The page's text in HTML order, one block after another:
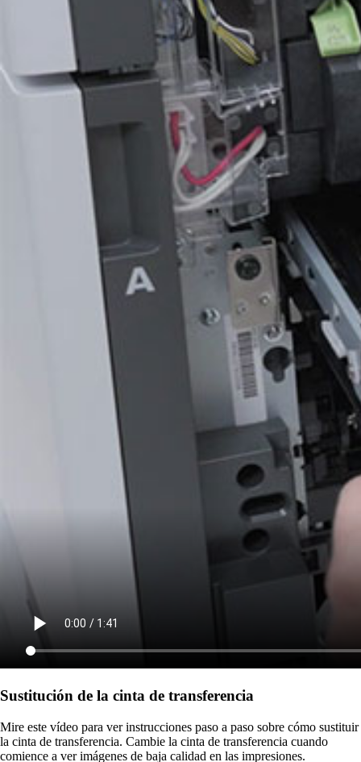
Sustitución de la cinta de transferencia
Mire este vídeo para ver instrucciones paso a paso sobre cómo sustituir
la cinta de transferencia. Cambie la cinta de transferencia cuando
comience a ver imágenes de baja calidad en las impresiones.